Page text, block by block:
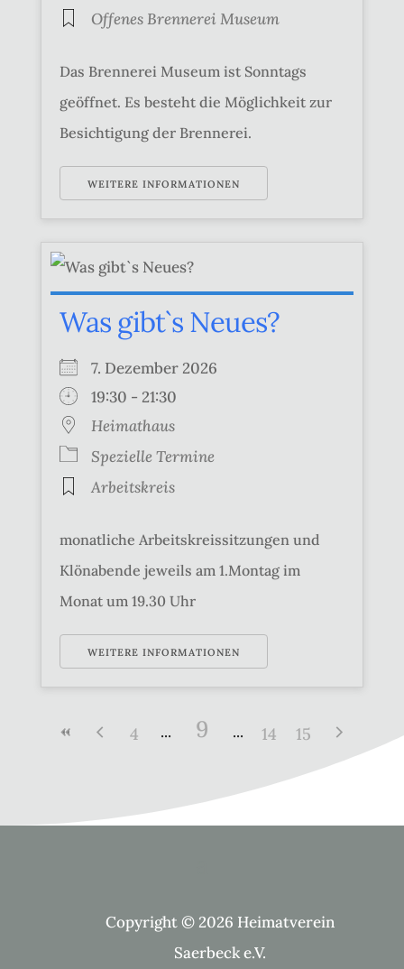
Offenes Brennerei Museum
Das Brennerei Museum ist Sonntags
geöffnet. Es besteht die Möglichkeit zur
Besichtigung der Brennerei.
WEITERE INFORMATIONEN
Was gibt`s Neues?
7. Dezember 2026
19:30 - 21:30
Heimathaus
Spezielle Termine
Arbeitskreis
monatliche Arbeitskreissitzungen und
Klönabende jeweils am 1.Montag im
Monat um 19.30 Uhr
WEITERE INFORMATIONEN
4 9 14 15
Copyright © 2026 Heimatverein
Saerbeck e.V.